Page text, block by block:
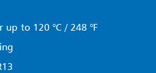
to 120 °C / 248 °F